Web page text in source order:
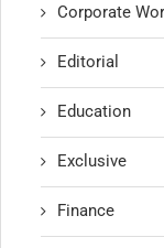
Corporate
Editorial
Education
Exclusive
Finance